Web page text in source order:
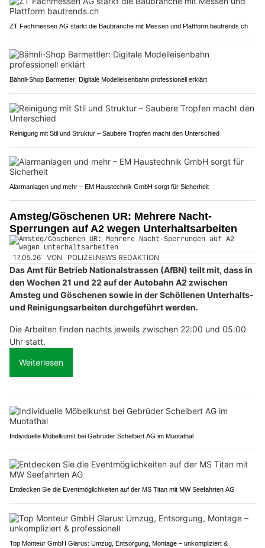
ZT Fachmessen AG stärkt die Baubranche mit Messen und Plattform bautrends.ch
Bähnli-Shop Barmettler: Digitale Modelleisenbahn professionell erklärt
Reinigung mit Stil und Struktur – Saubere Tropfen macht den Unterschied
Alarmanlagen und mehr – EM Haustechnik GmbH sorgt für Sicherheit
Amsteg/Göschenen UR: Mehrere Nacht-
Sperrungen auf A2 wegen Unterhaltsarbeiten
17.05.26 VON POLIZEI.NEWS REDAKTION
Das Amt für Betrieb Nationalstrassen (AfBN) teilt mit, dass in
den Wochen 21 und 22 auf der Autobahn A2 zwischen
Amsteg und Göschenen sowie in der Schöllenen Unterhalts-
und Reinigungsarbeiten durchgeführt werden.
Die Arbeiten finden nachts jeweils zwischen 22:00 und 05:00
Uhr statt.
Weiterlesen
Individuelle Möbelkunst bei Gebrüder Schelbert AG im Muotathal
Entdecken Sie die Eventmöglichkeiten auf der MS Titan mit MW Seefahrten AG
Top Monteur GmbH Glarus: Umzug, Entsorgung, Montage – unkompliziert &